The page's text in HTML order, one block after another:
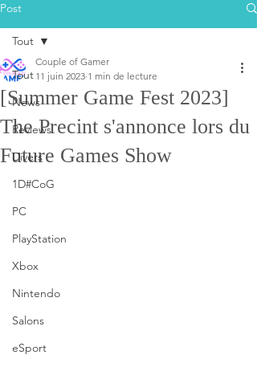
Post
Tout
News
Reviews
Divers
1D#CoG
PC
PlayStation
Xbox
Nintendo
Salons
eSport
Tout
[Summer Game Fest 2023]
The Precint s'annonce lors du
Future Games Show
Couple of Gamer
11 juin 2023 1 min de lecture